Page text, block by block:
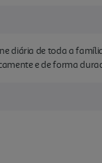
diária de toda a
e de forma